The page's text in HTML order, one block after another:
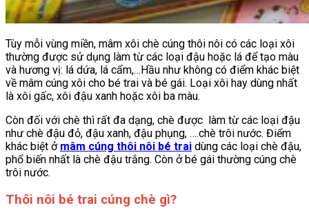
Tùy mỗi vùng miền, mâm xôi chè cúng thôi nôi có các loại xôi
thường được sử dụng làm từ các loại đậu hoặc lá để tạo màu
và hương vị: lá dứa, lá cẩm,…Hầu như không có điểm khác biệt
về mâm cúng xôi cho bé trai và bé gái. Loại xôi hay dùng nhất
là xôi gấc, xôi đậu xanh hoặc xôi ba màu.
Còn đối với chè thì rất đa dạng, chè được làm từ các loại đậu
như chè đậu đỏ, đậu xanh, đậu phụng, ….chè trôi nước. Điểm
khác biệt ở mâm cúng thôi nôi bé trai dùng các loại chè đậu,
phổ biến nhất là chè đậu trắng. Còn ở bé gái thường cúng chè
trôi nước.
Thôi nôi bé trai cúng chè gì?